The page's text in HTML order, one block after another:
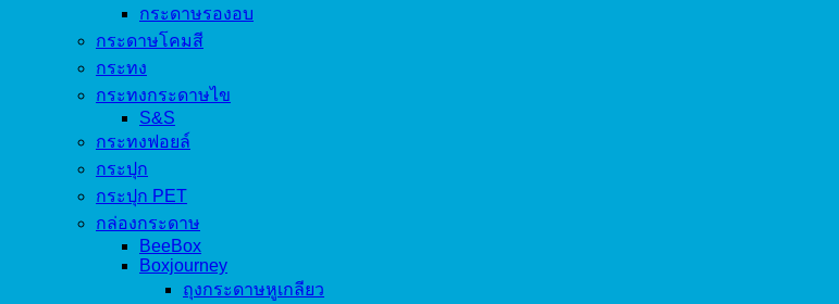
กระดาษรองอบ
กระดาษโคมสี
กระทง
กระทงกระดาษไข
S&S
กระทงฟอยล์
กระปุก
กระปุก PET
กล่องกระดาษ
BeeBox
Boxjourney
ถุงกระดาษหูเกลียว